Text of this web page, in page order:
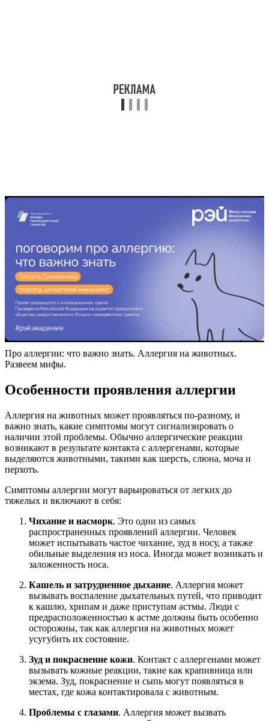
Про аллергии: что важно знать. Аллергия на животных.
Развеем мифы.
Особенности проявления аллергии
Аллергия на животных может проявляться по-разному, и
важно знать, какие симптомы могут сигнализировать о
наличии этой проблемы. Обычно аллергические реакции
возникают в результате контакта с аллергенами, которые
выделяются животными, такими как шерсть, слюна, моча и
перхоть.
Симптомы аллергии могут варьироваться от легких до
тяжелых и включают в себя:
Чихание и насморк. Это одни из самых
распространенных проявлений аллергии. Человек
может испытывать частое чихание, зуд в носу, а также
обильные выделения из носа. Иногда может возникать и
заложенность носа.
Кашель и затрудненное дыхание. Аллергия может
вызывать воспаление дыхательных путей, что приводит
к кашлю, хрипам и даже приступам астмы. Люди с
предрасположенностью к астме должны быть особенно
осторожны, так как аллергия на животных может
усугубить их состояние.
Зуд и покраснение кожи. Контакт с аллергенами может
вызывать кожные реакции, такие как крапивница или
экзема. Зуд, покраснение и сыпь могут появляться в
местах, где кожа контактировала с животным.
Проблемы с глазами. Аллергия может вызвать